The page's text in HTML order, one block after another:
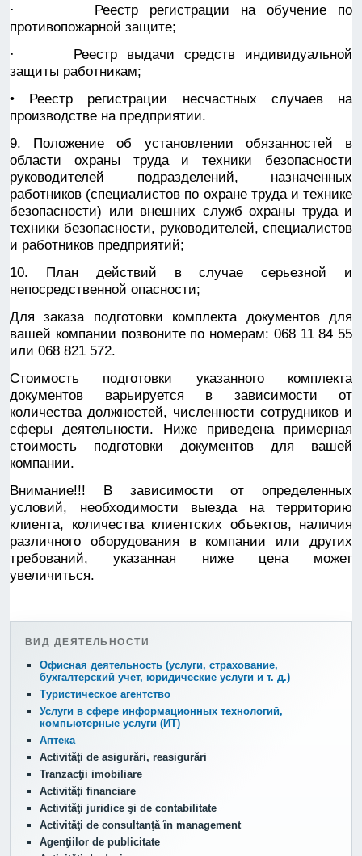
· Реестр регистрации на обучение по
противопожарной защите;
· Реестр выдачи средств индивидуальной
защиты работникам;
• Реестр регистрации несчастных случаев на
производстве на предприятии.
9. Положение об установлении обязанностей в
области охраны труда и техники безопасности
руководителей подразделений, назначенных
работников (специалистов по охране труда и технике
безопасности) или внешних служб охраны труда и
техники безопасности, руководителей, специалистов
и работников предприятий;
10. План действий в случае серьезной и
непосредственной опасности;
Для заказа подготовки комплекта документов для
вашей компании позвоните по номерам: 068 11 84 55
или 068 821 572.
Стоимость подготовки указанного комплекта
документов варьируется в зависимости от
количества должностей, численности сотрудников и
сферы деятельности. Ниже приведена примерная
стоимость подготовки документов для вашей
компании.
Внимание!!! В зависимости от определенных
условий, необходимости выезда на территорию
клиента, количества клиентских объектов, наличия
различного оборудования в компании или других
требований, указанная ниже цена может
увеличиться.
ВИД ДЕЯТЕЛЬНОСТИ
Офисная деятельность (услуги, страхование,
бухгалтерский учет, юридические услуги и т. д.)
Туристическое агентство
Услуги в сфере информационных технологий,
компьютерные услуги (ИТ)
Аптека
Activităţi de asigurări, reasigurări
Tranzacţii imobiliare
Activități financiare
Activităţi juridice şi de contabilitate
Activităţi de consultanţă în management
Agenţiilor de publicitate